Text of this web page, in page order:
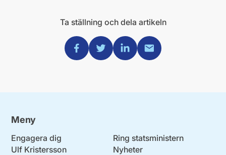
Ta ställning och dela artikeln
Dela via Facebook
Dela via Twitter
Dela via Linkedin
Dela via Mail
Meny
Engagera dig
Ulf Kristersson
Ring statsministern
Nyheter